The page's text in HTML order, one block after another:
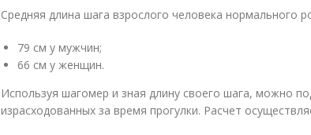
Средняя длина шага взрослого человека нормального
79 см у мужчин;
66 см у женщин.
Используя шагомер и зная длину своего шага, можно
израсходованных за время прогулки. Расчет